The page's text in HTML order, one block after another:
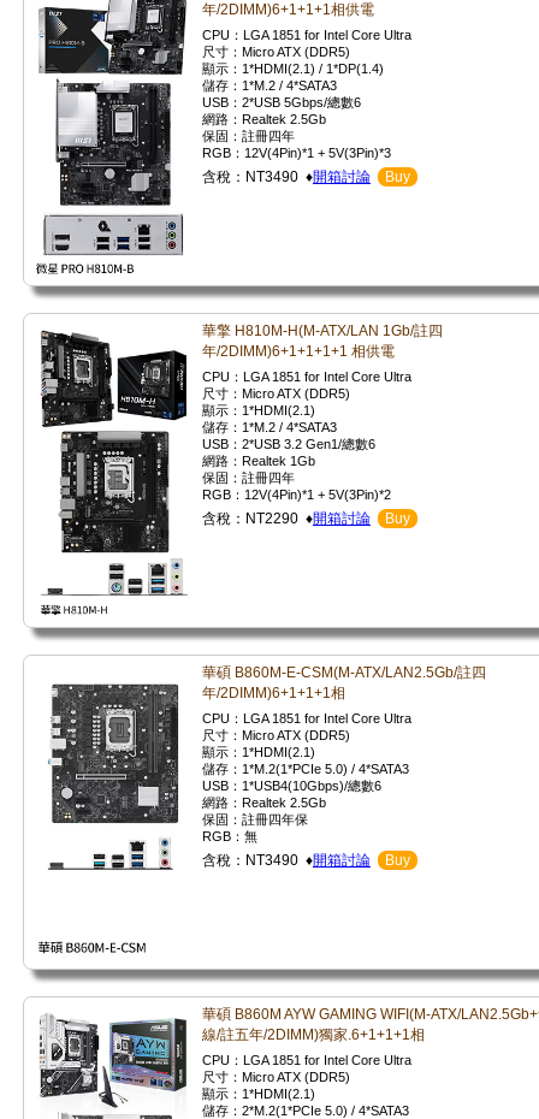
年/2DIMM)6+1+1+1相供電
CPU：LGA 1851 for Intel Core Ultra
尺寸：Micro ATX (DDR5)
顯示：1*HDMI(2.1) / 1*DP(1.4)
儲存：1*M.2 / 4*SATA3
USB：2*USB 5Gbps/總數6
網路：Realtek 2.5Gb
保固：註冊四年
RGB：12V(4Pin)*1 + 5V(3Pin)*3
含稅：NT3490 ♦開箱討論 Buy
華擎 H810M-H(M-ATX/LAN 1Gb/註四
年/2DIMM)6+1+1+1+1 相供電
CPU：LGA 1851 for Intel Core Ultra
尺寸：Micro ATX (DDR5)
顯示：1*HDMI(2.1)
儲存：1*M.2 / 4*SATA3
USB：2*USB 3.2 Gen1/總數6
網路：Realtek 1Gb
保固：註冊四年
RGB：12V(4Pin)*1 + 5V(3Pin)*2
含稅：NT2290 ♦開箱討論 Buy
華碩 B860M-E-CSM(M-ATX/LAN2.5Gb/註四
年/2DIMM)6+1+1+1相
CPU：LGA 1851 for Intel Core Ultra
尺寸：Micro ATX (DDR5)
顯示：1*HDMI(2.1)
儲存：1*M.2(1*PCIe 5.0) / 4*SATA3
USB：1*USB4(10Gbps)/總數6
網路：Realtek 2.5Gb
保固：註冊四年保
RGB：無
含稅：NT3490 ♦開箱討論 Buy
華碩 B860M AYW GAMING WIFI(M-ATX/
線/註五年/2DIMM)獨家.6+1+1+1相
CPU：LGA 1851 for Intel Core Ultra
尺寸：Micro ATX (DDR5)
顯示：1*HDMI(2.1)
儲存：2*M.2(1*PCIe 5.0) / 4*SATA3